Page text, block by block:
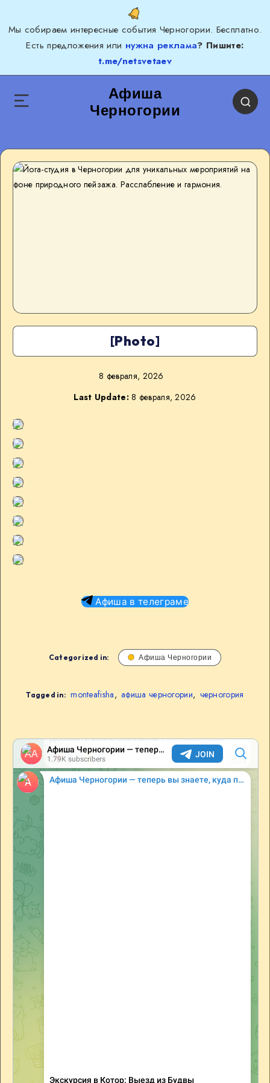
Мы собираем интересные события Черногории. Бесплатно.
Есть предложения или нужна реклама? Пишите:
t.me/netsvetaev
Афиша
Черногории
[Photo]
8 февраля, 2026
Last Update:8 февраля, 2026
Афиша в телеграме
Categorized in: Афиша Черногории
Tagged in: monteafisha, афиша черногории, черногория